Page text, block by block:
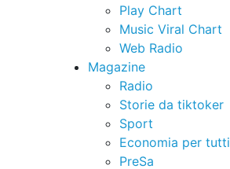
Play Chart
Music Viral Chart
Web Radio
Magazine
Radio
Storie da tiktoker
Sport
Economia per tutti
PreSa